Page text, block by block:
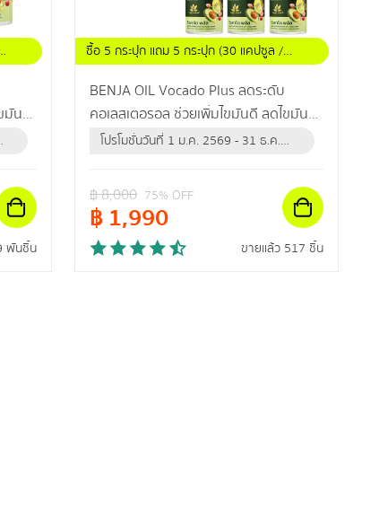
มัน
พันชิ้น
ซื้อ 5 กระปุก แถม 5 กระปุก (30 แคปซูล /
กระปุก)
BENJA OIL Vocado Plus ลดระดับ
คอเลสเตอรอล ช่วยเพิ่มไขมันดี ลดไขมัน
เลว ปรับลดความดันสะสม
โปรโมชั่นวันที่ 1 ม.ค. 2569 - 31 ธ.ค.
฿8,000 75% OFF
฿1,990
ขายแล้ว 517 ชิ้น